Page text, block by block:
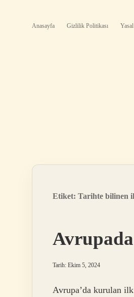
Anasayfa Gizlilik Politikası
Etiket: Tarihte bilinen
Tarih: Ekim 5, 2024
Avrupa’da kurulan